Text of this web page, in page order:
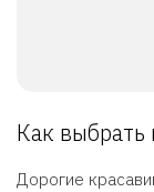
Как
Дорогие